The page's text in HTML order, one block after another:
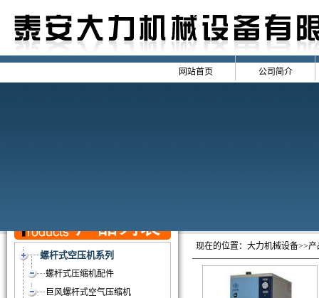
网站首页 公司简介
螺杆式空压机系列
螺杆式压缩机配件
巨风螺杆式空气压缩机
现在的位置： 大力机械设备>>产